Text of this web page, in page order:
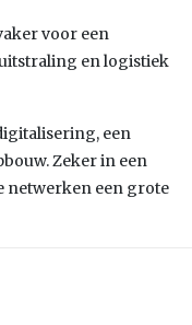
voor een
en logistiek
een
Zeker in een
netwerken een grote